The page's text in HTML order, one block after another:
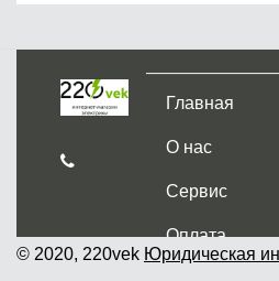
Главная
О нас
Сервис
Оплата
© 2020, 220vek Юридическая